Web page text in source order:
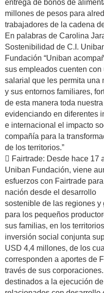
entrega de bonos de
millones de pesos para
trabajadores de la cadena
En palabras de Carolina
Sostenibilidad de C.I.
Fundación “Uniban
sus empleados cuenten con
salarial que les permita una
y sus entornos familiares,
de esta manera toda
evidenciando en diferentes
e internacional el impacto
compañía para la
de los territorios.”
 Fairtrade: Desde hace 17
Uniban Fundación, viene
esfuerzos con Fairtrade
nación desde el desarrollo
sostenible de las regiones
para los pequeños
sus familias, en los
inversión social conjunta
USD 4,4 millones, de los
corresponden a aportes de
través de sus
destinados a la ejecución